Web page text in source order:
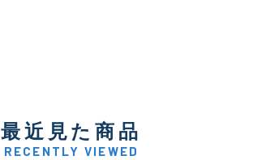
最近見た商品
RECENTLY VIEWED